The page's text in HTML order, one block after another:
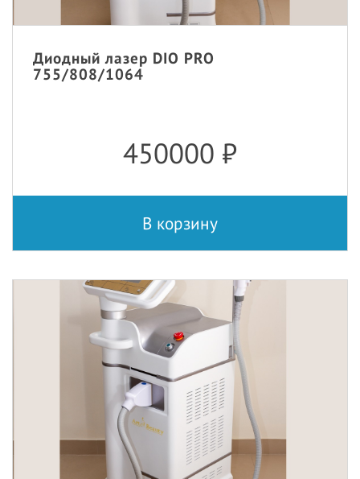
Диодный лазер DIO PRO
755/808/1064
450000 ₽
В корзину